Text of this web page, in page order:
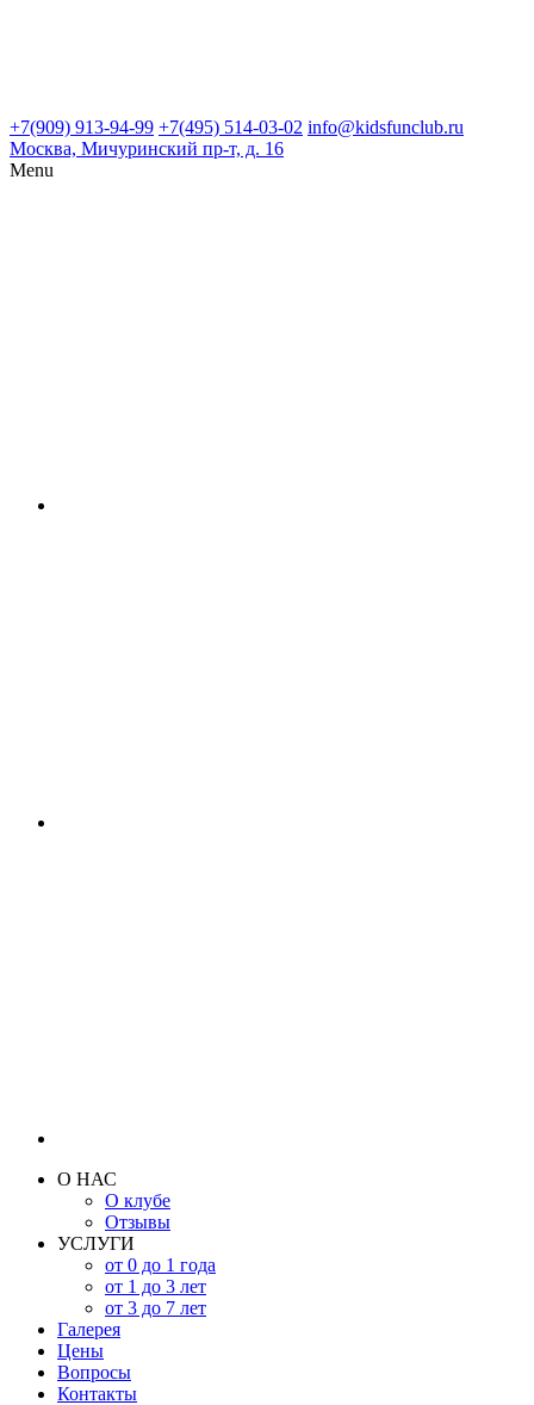
+7(909) 913-94-99 +7(495) 514-03-02 info@kidsfunclub.ru
Москва, Мичуринский пр-т, д. 16
Menu
О НАС
О клубе
Отзывы
УСЛУГИ
от 0 до 1 года
от 1 до 3 лет
от 3 до 7 лет
Галерея
Цены
Вопросы
Контакты